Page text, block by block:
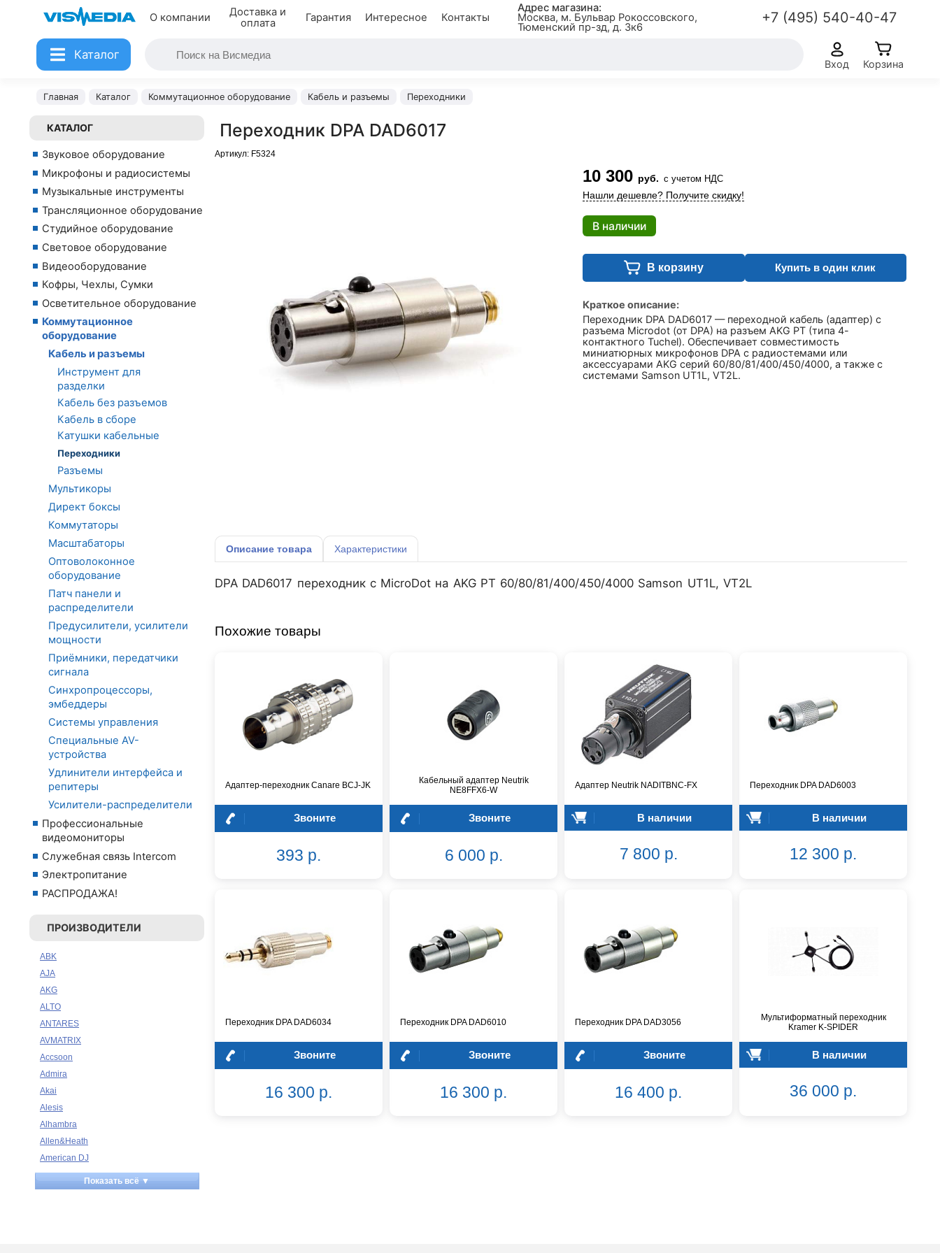
О компании
Доставка и
оплата
Гарантия Интересное Контакты
Адрес магазина:
Москва, м. Бульвар Рокоссовского,
Тюменский пр-зд, д. 3к6
+7 (495) 540-40-47
Каталог
Вход Корзина
Главная Каталог Коммутационное оборудование Кабель и разъемы Переходники
КАТАЛОГ
Звуковое оборудование
Микрофоны и радиосистемы
Музыкальные инструменты
Трансляционное оборудование
Студийное оборудование
Световое оборудование
Видеооборудование
Кофры, Чехлы, Сумки
Осветительное оборудование
Коммутационное
оборудование
Кабель и разъемы
Инструмент для
разделки
Кабель без разъемов
Кабель в сборе
Катушки кабельные
Переходники
Разъемы
Мультикоры
Директ боксы
Коммутаторы
Масштабаторы
Оптоволоконное
оборудование
Патч панели и
распределители
Предусилители, усилители
мощности
Приёмники, передатчики
сигнала
Синхропроцессоры,
эмбеддеры
Системы управления
Специальные AV-
устройства
Удлинители интерфейса и
репитеры
Усилители-распределители
Профессиональные
видеомониторы
Служебная связь Intercom
Электропитание
РАСПРОДАЖА!
ПРОИЗВОДИТЕЛИ
ABK
AJA
AKG
ALTO
ANTARES
AVMATRIX
Accsoon
Admira
Akai
Alesis
Alhambra
Allen&Heath
American DJ
Ampeg
Apart
Показать всё ▼
Переходник DPA DAD6017
Артикул: F5324
10 300 руб. с учетом НДС
Нашли дешевле? Получите скидку!
В наличии
В корзину Купить в один клик
Краткое описание:
Переходник DPA DAD6017 — переходной кабель (адаптер) с
разъема Microdot (от DPA) на разъем AKG PT (типа 4-
контактного Tuchel). Обеспечивает совместимость
миниатюрных микрофонов DPA с радиостемами или
аксессуарами AKG серий 60/80/81/400/450/4000, а также с
системами Samson UT1L, VT2L.
Описание товара Характеристики
DPA DAD6017 переходник c MicroDot на AKG PT 60/80/81/400/450/4000 Samson UT1L, VT2L
Похожие товары
Адаптер-переходник Canare BCJ-JK
Звоните
393 р.
Кабельный адаптер Neutrik
NE8FFX6-W
Звоните
6 000 р.
Адаптер Neutrik NADITBNC-FX
В наличии
7 800 р.
Переходник DPA DAD6003
В наличии
12 300 р.
Переходник DPA DAD6034
Звоните
16 300 р.
Переходник DPA DAD6010
Звоните
16 300 р.
Переходник DPA DAD3056
Звоните
16 400 р.
Мультиформатный переходник
Kramer K-SPIDER
В наличии
36 000 р.